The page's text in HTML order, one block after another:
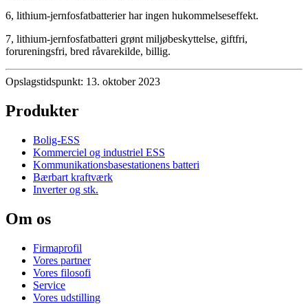
6, lithium-jernfosfatbatterier har ingen hukommelseseffekt.
7, lithium-jernfosfatbatteri grønt miljøbeskyttelse, giftfri,
forureningsfri, bred råvarekilde, billig.
Opslagstidspunkt: 13. oktober 2023
Produkter
Bolig-ESS
Kommerciel og industriel ESS
Kommunikationsbasestationens batteri
Bærbart kraftværk
Inverter og stk.
Om os
Firmaprofil
Vores partner
Vores filosofi
Service
Vores udstilling